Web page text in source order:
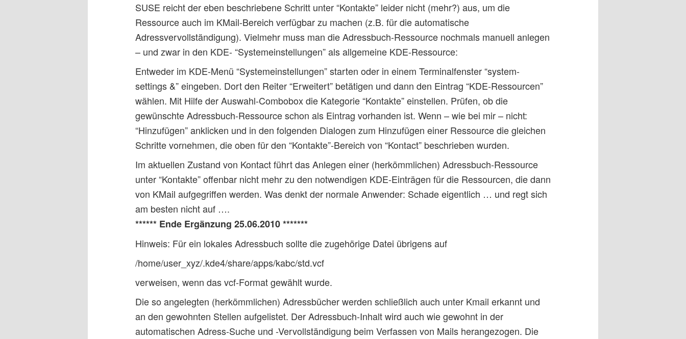
SUSE reicht der eben beschriebene Schritt unter “Kontakte” leider nicht (mehr?) aus, um die
Ressource auch im KMail-Bereich verfügbar zu machen (z.B. für die automatische
Adressvervollständigung). Vielmehr muss man die Adressbuch-Ressource nochmals manuell anlegen
– und zwar in den KDE- “Systemeinstellungen” als allgemeine KDE-Ressource:
Entweder im KDE-Menü “Systemeinstellungen” starten oder in einem Terminalfenster “system-
settings &” eingeben. Dort den Reiter “Erweitert” betätigen und dann den Eintrag “KDE-Ressourcen”
wählen. Mit Hilfe der Auswahl-Combobox die Kategorie “Kontakte” einstellen. Prüfen, ob die
gewünschte Adressbuch-Ressource schon als Eintrag vorhanden ist. Wenn – wie bei mir – nicht:
“Hinzufügen” anklicken und in den folgenden Dialogen zum Hinzufügen einer Ressource die gleichen
Schritte vornehmen, die oben für den “Kontakte”-Bereich von “Kontact” beschrieben wurden.
Im aktuellen Zustand von Kontact führt das Anlegen einer (herkömmlichen) Adressbuch-Ressource
unter “Kontakte” offenbar nicht mehr zu den notwendigen KDE-Einträgen für die Ressourcen, die dann
von KMail aufgegriffen werden. Was denkt der normale Anwender: Schade eigentlich … und regt sich
am besten nicht auf ….
****** Ende Ergänzung 25.06.2010 *******
Hinweis: Für ein lokales Adressbuch sollte die zugehörige Datei übrigens auf
/home/user_xyz/.kde4/share/apps/kabc/std.vcf
verweisen, wenn das vcf-Format gewählt wurde.
Die so angelegten (herkömmlichen) Adressbücher werden schließlich auch unter Kmail erkannt und
an den gewohnten Stellen aufgelistet. Der Adressbuch-Inhalt wird auch wie gewohnt in der
automatischen Adress-Suche und -Vervollständigung beim Verfassen von Mails herangezogen. Die